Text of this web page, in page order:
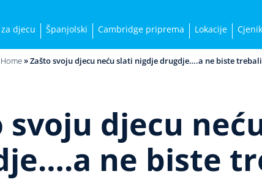
djecu Španjolski Cambridge priprema Lokacije Cjenik
Home»Zašto svoju djecu neću slati nigdje drugdje….a ne biste
svoju djecu
ne biste